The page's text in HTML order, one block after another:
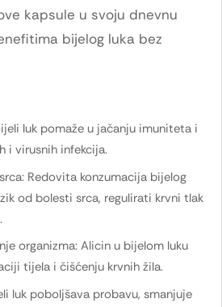
kapsule u svoju dnevnu
bijelog luka bez
luk pomaže u jačanju imuniteta i
i virusnih infekcija.
Redovita konzumacija bijelog
od bolesti srca, regulirati krvni tlak
organizma: Alicin u bijelom luku
tijela i čišćenju krvnih žila.
luk poboljšava probavu, smanjuje